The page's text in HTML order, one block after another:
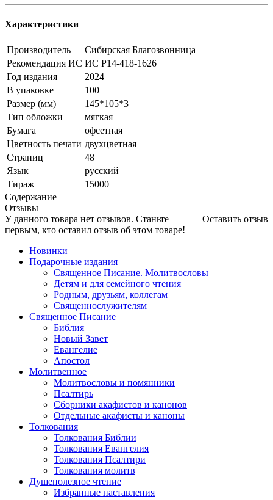
Характеристики
Производитель
Сибирская Благозвонница
Рекомендация ИС ИС Р14-418-1626
Год издания
2024
В упаковке
100
Размер (мм)
145*105*3
Тип обложки
мягкая
Бумага
офсетная
Цветность печати двухцветная
Страниц
48
Язык
русский
Тираж
15000
Содержание
Отзывы
Оставить отзыв
У данного товара нет отзывов. Станьте
первым, кто оставил отзыв об этом товаре!
Новинки
Подарочные издания
Священное Писание. Молитвословы
Детям и для семейного чтения
Родным, друзьям, коллегам
Священнослужителям
Священное Писание
Библия
Новый Завет
Евангелие
Апостол
Молитвенное
Молитвословы и помянники
Псалтирь
Сборники акафистов и канонов
Отдельные акафисты и каноны
Толкования
Толкования Библии
Толкования Евангелия
Толкования Псалтири
Толкования молитв
Душеполезное чтение
Избранные наставления